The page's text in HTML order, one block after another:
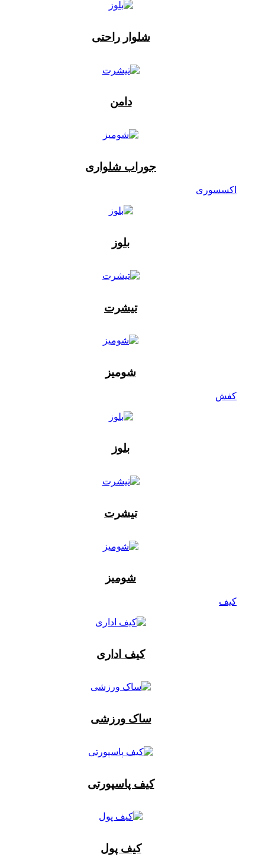
شلوار راحتی
دامن
جوراب شلواری
اکسسوری
بلوز
تیشرت
شومیز
کفش
بلوز
تیشرت
شومیز
کیف
کیف اداری
ساک ورزشی
کیف پاسپورتی
کیف پول